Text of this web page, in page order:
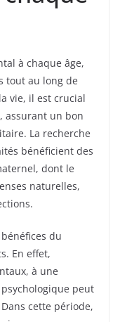
à chaque âge,
tout au long de
vie, il est crucial
assurant un bon
La recherche
bénéficient des
dont le
naturelles,
bénéfices du
En effet,
à une
peut
cette période,